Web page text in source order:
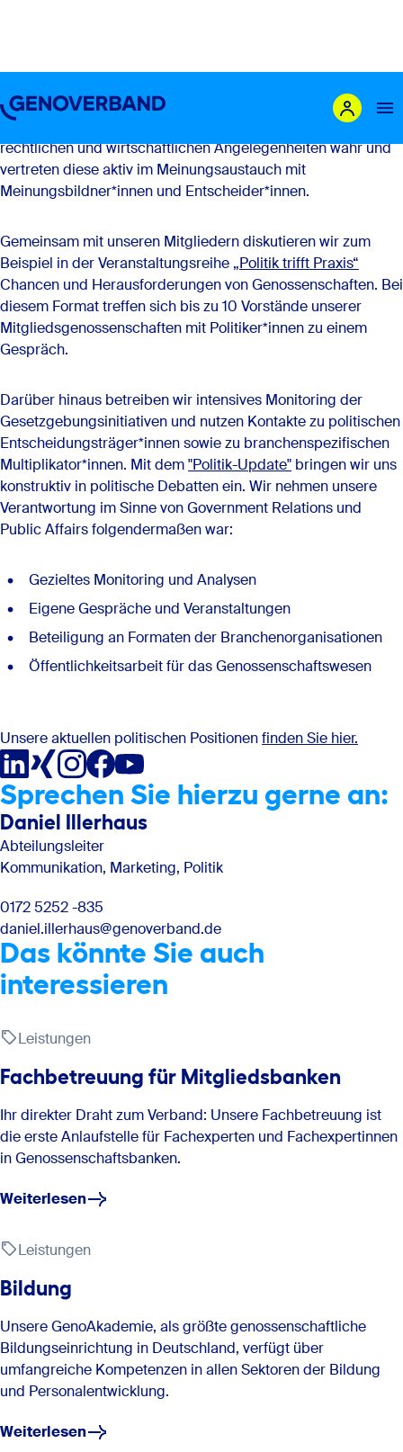
Das sind wir
Mitglieder
Genossenschaft gründen
Karriere
Newsroom
Wir, der Genoverband e.V. nehmen die Interessen unserer
Mitglieder in allen genossenschaftlichen, politischen,
rechtlichen und wirtschaftlichen Angelegenheiten wahr und
vertreten diese aktiv im Meinungsaustauch mit
Meinungsbildner*innen und Entscheider*innen.
Gemeinsam mit unseren Mitgliedern diskutieren wir zum
Beispiel in der Veranstaltungsreihe „Politik trifft Praxis“
Chancen und Herausforderungen von Genossenschaften. Bei
diesem Format treffen sich bis zu 10 Vorstände unserer
Mitgliedsgenossenschaften mit Politiker*innen zu einem
Gespräch.
Darüber hinaus betreiben wir intensives Monitoring der
Gesetzgebungsinitiativen und nutzen Kontakte zu politischen
Entscheidungsträger*innen sowie zu branchenspezifischen
Multiplikator*innen. Mit dem"Politik-Update" bringen wir uns
konstruktiv in politische Debatten ein. Wir nehmen unsere
Verantwortung im Sinne von Government Relations und
Public Affairs folgendermaßen war:
Gezieltes Monitoring und Analysen
Eigene Gespräche und Veranstaltungen
Beteiligung an Formaten der Branchenorganisationen
Öffentlichkeitsarbeit für das Genossenschaftswesen
Unsere aktuellen politischen Positionenfinden Sie hier.
Sprechen Sie hierzu gerne an:
Daniel Illerhaus
Abteilungsleiter
Kommunikation, Marketing, Politik
0172 5252 -835
daniel.illerhaus@genoverband.de
Das könnte Sie auch
interessieren
Leistungen
Fachbetreuung für Mitgliedsbanken
Ihr direkter Draht zum Verband: Unsere Fachbetreuung ist
die erste Anlaufstelle für Fachexperten und Fachexpertinnen
in Genossenschaftsbanken.
Weiterlesen
Leistungen
Bildung
Unsere GenoAkademie, als größte genossenschaftliche
Bildungseinrichtung in Deutschland, verfügt über
umfangreiche Kompetenzen in allen Sektoren der Bildung
und Personalentwicklung.
Weiterlesen